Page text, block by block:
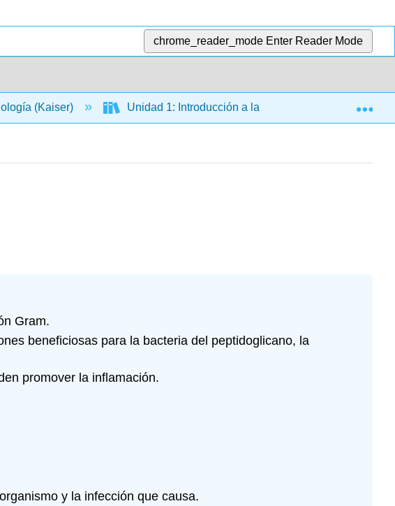
chrome_reader_mode Enter Reader Mode
(Kaiser) Unidad 1: Introducción a la Microbiología y Anatomía
Gram.
beneficiosas para la bacteria del peptidoglicano, la
promover la inflamación.
y la infección que causa.